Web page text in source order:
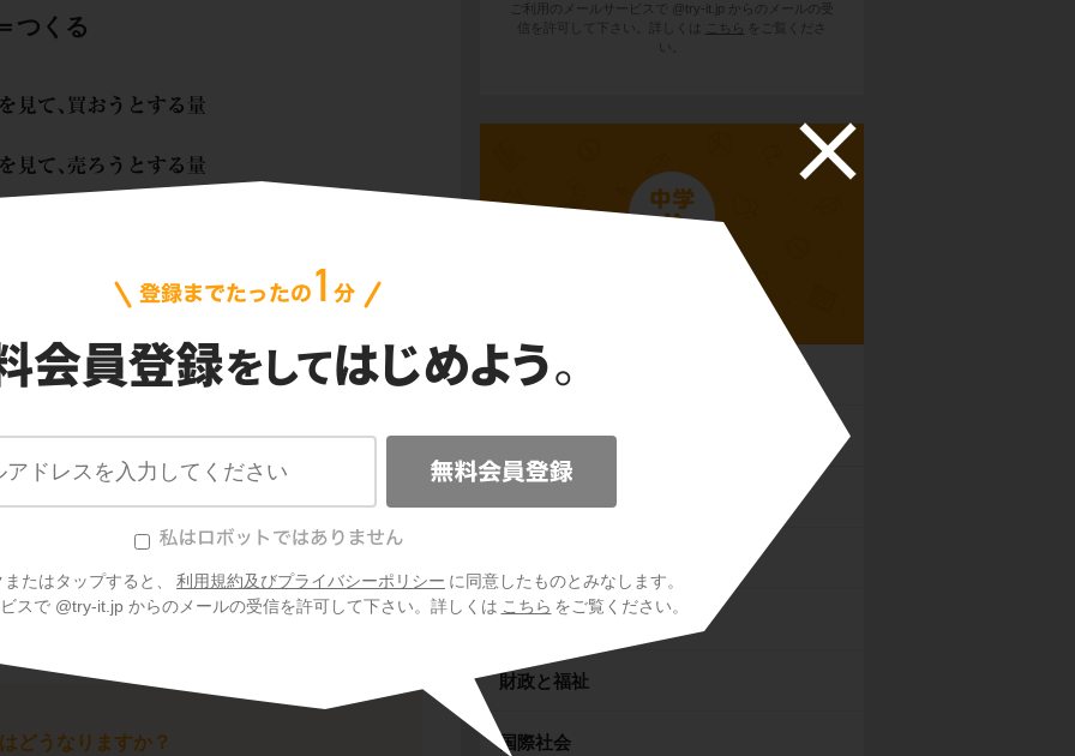
たはタップすると、 利用規約及びプライバシーポリシー に同意したものとみなします。
スで @try-it.jp からのメールの受信を許可して下さい。詳しくは こちら をご覧ください。
つくる
買おうとする量のことを何と言いますか？
売ろうとする量
のことを何と言いますか？
ね。
＝つくる、と考えましょう。
で値段は変わる
どうなりますか？
ご利用のメールサービスで @try-it.jp からのメールの受
信を許可して下さい。詳しくは
こちら
をご覧くださ
い。
現代社会
日本国憲法と人権
消費生活と経済
財政と福祉
国際社会